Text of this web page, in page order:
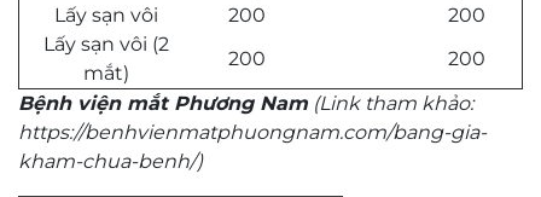
Lấy sạn vôi
200
200
Lấy sạn vôi (2
mắt)
200
200
Bệnh viện mắt Phương Nam (Link tham khảo:
https://benhvienmatphuongnam.com/bang-gia-
kham-chua-benh/)